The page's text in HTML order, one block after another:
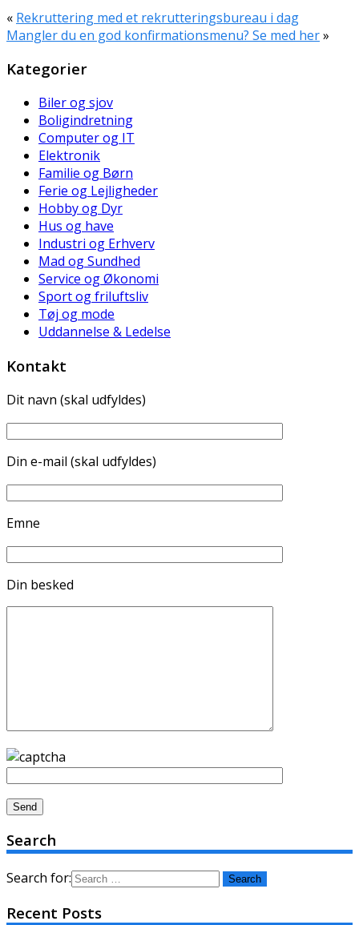
« Rekruttering med et rekrutteringsbureau i dag
Mangler du en god konfirmationsmenu? Se med her»
Kategorier
Biler og sjov
Boligindretning
Computer og IT
Elektronik
Familie og Børn
Ferie og Lejligheder
Hobby og Dyr
Hus og have
Industri og Erhverv
Mad og Sundhed
Service og Økonomi
Sport og friluftsliv
Tøj og mode
Uddannelse & Ledelse
Kontakt
Dit navn (skal udfyldes)
Din e-mail (skal udfyldes)
Emne
Din besked
Search
Search for:
Recent Posts